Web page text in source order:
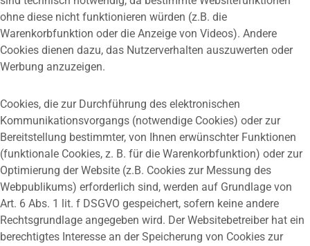
ohne diese nicht funktionieren würden (z.B. die
Warenkorbfunktion oder die Anzeige von Videos). Andere
Cookies dienen dazu, das Nutzerverhalten auszuwerten oder
Werbung anzuzeigen.
Cookies, die zur Durchführung des elektronischen
Kommunikationsvorgangs (notwendige Cookies) oder zur
Bereitstellung bestimmter, von Ihnen erwünschter Funktionen
(funktionale Cookies, z. B. für die Warenkorbfunktion) oder zur
Optimierung der Website (z.B. Cookies zur Messung des
Webpublikums) erforderlich sind, werden auf Grundlage von
Art. 6 Abs. 1 lit. f DSGVO gespeichert, sofern keine andere
Rechtsgrundlage angegeben wird. Der Websitebetreiber hat ein
berechtigtes Interesse an der Speicherung von Cookies zur